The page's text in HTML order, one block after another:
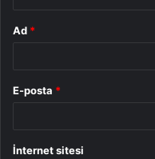
Ad *
E-posta *
İnternet sitesi